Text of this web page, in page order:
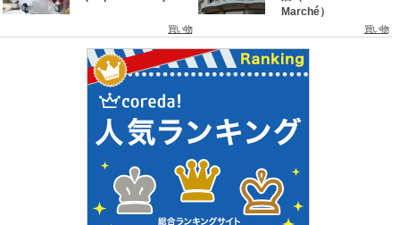
買い物
Marché）
買い物